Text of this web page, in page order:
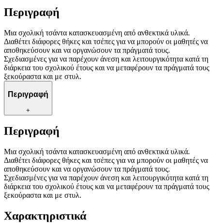
Περιγραφή
Μια σχολική τσάντα κατασκευασμένη από ανθεκτικά υλικά.
Διαθέτει διάφορες θήκες και τσέπες για να μπορούν οι μαθητές να
αποθηκεύσουν και να οργανώσουν τα πράγματά τους.
Σχεδιασμένες για να παρέχουν άνεση και λειτουργικότητα κατά τη
διάρκεια του σχολικού έτους και να μεταφέρουν τα πράγματά τους
ξεκούραστα και με στυλ.
Περιγραφή
+
Περιγραφή
Μια σχολική τσάντα κατασκευασμένη από ανθεκτικά υλικά.
Διαθέτει διάφορες θήκες και τσέπες για να μπορούν οι μαθητές να
αποθηκεύσουν και να οργανώσουν τα πράγματά τους.
Σχεδιασμένες για να παρέχουν άνεση και λειτουργικότητα κατά τη
διάρκεια του σχολικού έτους και να μεταφέρουν τα πράγματά τους
ξεκούραστα και με στυλ.
Χαρακτηριστικά